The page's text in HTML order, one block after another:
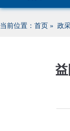
当前位置： 首页 » 政